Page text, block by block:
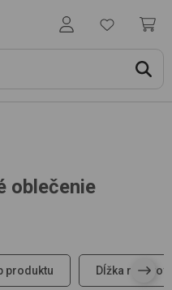
oblečenie
produktu Dĺžka rukávov